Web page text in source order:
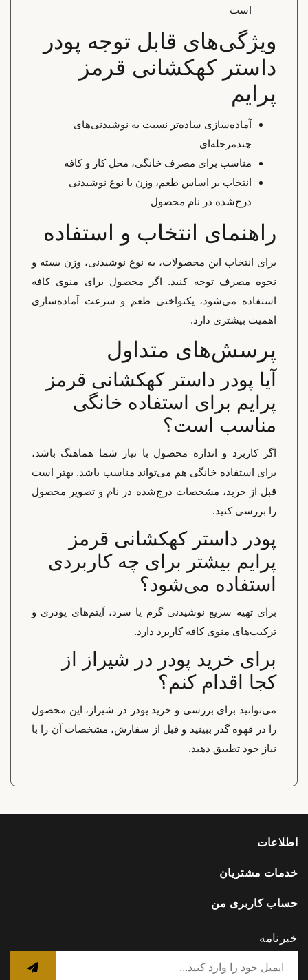
است
ویژگی‌های قابل توجه پودر
داستر کهکشانی قرمز
پرایم
آماده‌سازی ساده‌تر نسبت به نوشیدنی‌های
چندمرحله‌ای
مناسب برای مصرف خانگی، محل کار و کافه
انتخاب بر اساس طعم، وزن یا نوع نوشیدنی
درج‌شده در نام محصول
راهنمای انتخاب و استفاده
برای انتخاب این محصولات، به نوع نوشیدنی، وزن بسته و
نحوه مصرف توجه کنید. اگر محصول برای منوی کافه
استفاده می‌شود، یکنواختی طعم و سرعت آماده‌سازی
اهمیت بیشتری دارد.
پرسش‌های متداول
آیا پودر داستر کهکشانی قرمز
پرایم برای استفاده خانگی
مناسب است؟
اگر کاربرد و اندازه محصول با نیاز شما هماهنگ باشد،
برای استفاده خانگی هم می‌تواند مناسب باشد. بهتر است
قبل از خرید، مشخصات درج‌شده در نام و تصویر محصول
را بررسی کنید.
پودر داستر کهکشانی قرمز
پرایم بیشتر برای چه کاربردی
استفاده می‌شود؟
برای تهیه سریع نوشیدنی گرم یا سرد، آیتم‌های پودری و
ترکیب‌های منوی کافه کاربرد دارد.
برای خرید پودر در شیراز از
کجا اقدام کنم؟
می‌توانید برای بررسی و خرید پودر در شیراز، این محصول
را در قهوه گذر ببینید و قبل از سفارش، مشخصات آن را با
نیاز خود تطبیق دهید.
اطلاعات
خدمات مشتریان
حساب کاربری من
خبرنامه